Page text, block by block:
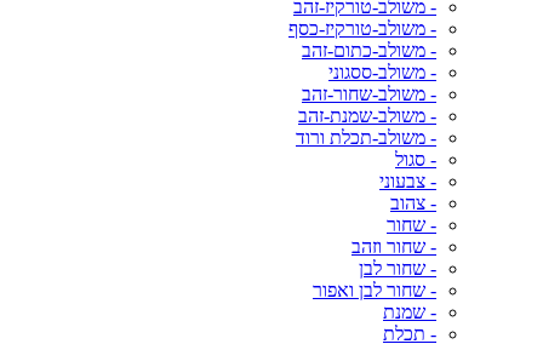
- משולב-טורקיז-זהב
- משולב-טורקיז-כסף
- משולב-כתום-זהב
- משולב-ססגוני
- משולב-שחור-זהב
- משולב-שמנת-זהב
- משולב-תכלת ורוד
- סגול
- צבעוני
- צהוב
- שחור
- שחור וזהב
- שחור לבן
- שחור לבן ואפור
- שמנת
- תכלת